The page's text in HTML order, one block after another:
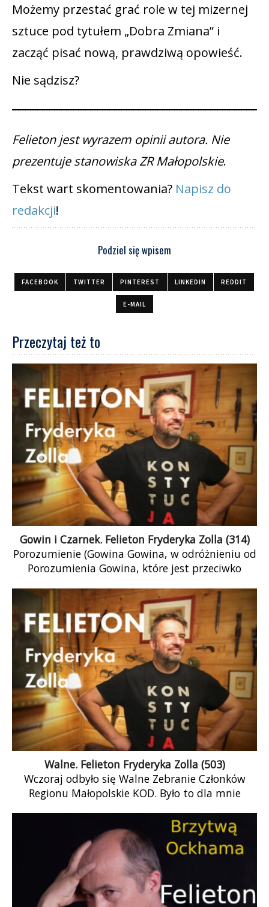
Możemy przestać grać role w tej mizernej
sztuce pod tytułem „Dobra Zmiana” i
zacząć pisać nową, prawdziwą opowieść.
Nie sądzisz?
Felieton jest wyrazem opinii autora. Nie
prezentuje stanowiska ZR Małopolskie.
Tekst wart skomentowania? Napisz do
redakcji!
Podziel się wpisem
FACEBOOK TWITTER PINTEREST LINKEDIN REDDIT
E-MAIL
Przeczytaj też to
Gowin i Czarnek. Felieton Fryderyka Zolla (314)
Porozumienie (Gowina Gowina, w odróżnieniu od
Porozumienia Gowina, które jest przeciwko
zadeklarowało, że nie poprze wniosku o
odwołanie ministra Czarnka. Słusznie. Dzięki
temu nie można już wątpić, że Czarnek nie jest
wypaczeniem, ale logicznym następstwem
Gowinowej Konstytucji dla nauki 2.0, czyli
programowego zastąpienia idei uniwersytetu
jako republiki uczonych i studentów strukturą
autorytarną.
Walne. Felieton Fryderyka Zolla (503)
Wczoraj odbyło się Walne Zebranie Członków
Regionu Małopolskie KOD. Było to dla mnie
Zarządzie Regionu. Teraz nie pełnię już żadnej
funkcji. Wczorajsze Walne zakończyło się w
najlepszy możliwy sposób. Wyszliśmy z niego
zjednoczeni – sytuacja w polskich warunkach
wyjątkowa. Były osoby, które dla dobra
wspólnego zrezygnowały z ubiegania się o